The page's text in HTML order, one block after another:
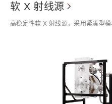
软 X 射线源
高稳定性软 X 射线源，采用紧凑型模